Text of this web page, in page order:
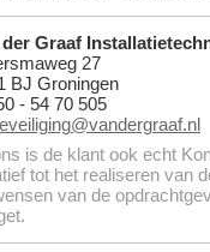
Graaf
27
BJ Groningen
- 54 70 505
is de klant ook echt
tot het realiseren van
van de